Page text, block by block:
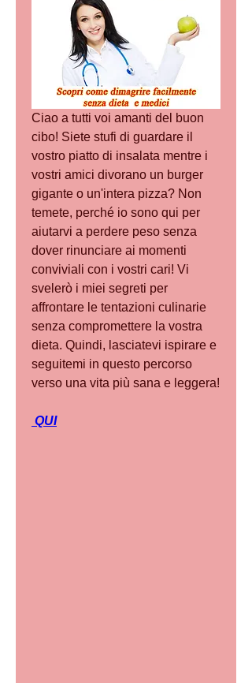
Ciao a tutti voi amanti del buon
cibo! Siete stufi di guardare il
vostro piatto di insalata mentre i
vostri amici divorano un burger
gigante o un'intera pizza? Non
temete, perché io sono qui per
aiutarvi a perdere peso senza
dover rinunciare ai momenti
conviviali con i vostri cari! Vi
svelerò i miei segreti per
affrontare le tentazioni culinarie
senza compromettere la vostra
dieta. Quindi, lasciatevi ispirare e
seguitemi in questo percorso
verso una vita più sana e leggera!
QUI